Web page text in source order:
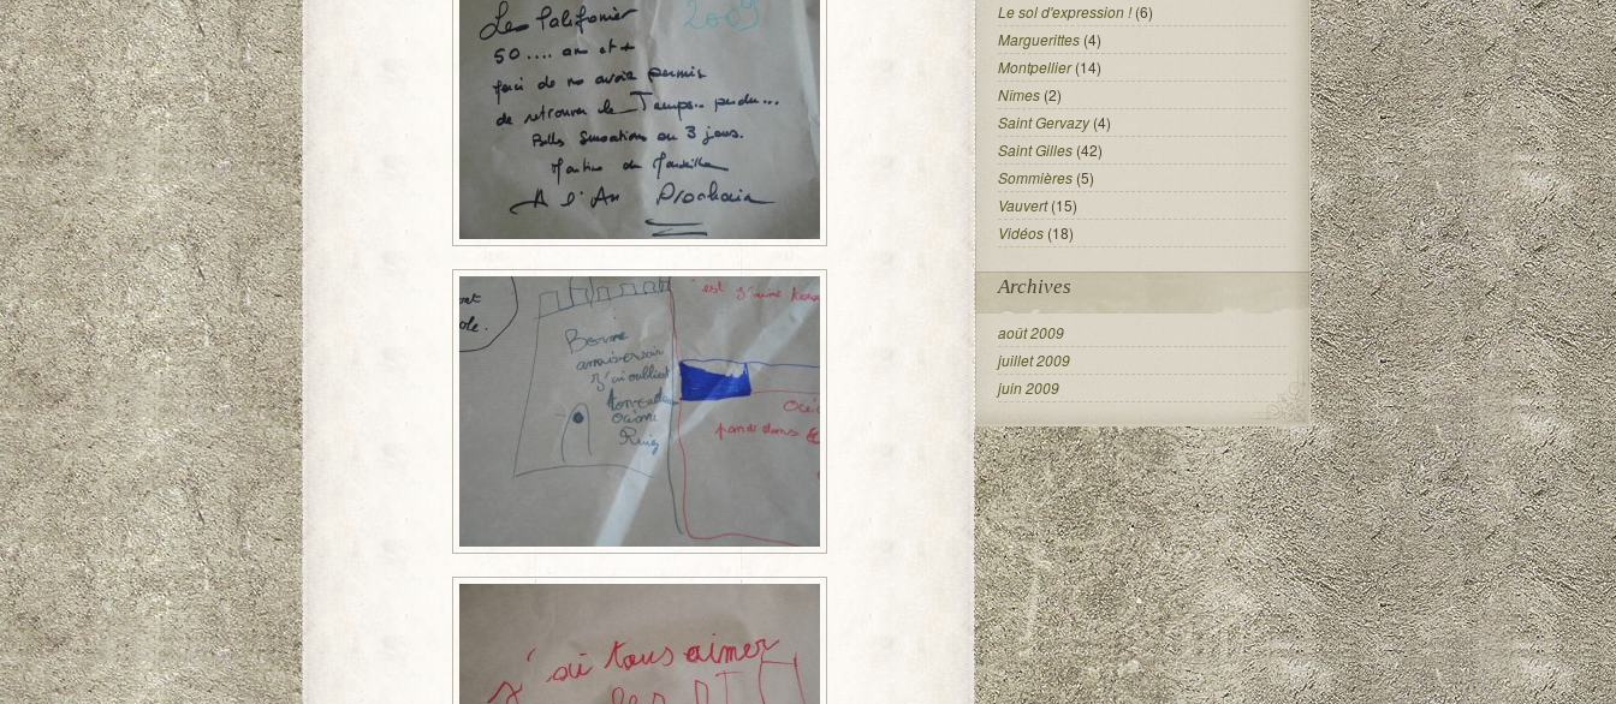
Le sol d'expression !(6)
Marguerittes(4)
Montpellier(14)
Nîmes(2)
Saint Gervazy(4)
Saint Gilles(42)
Sommières(5)
Vauvert(15)
Vidéos(18)
Archives
août 2009
juillet 2009
juin 2009